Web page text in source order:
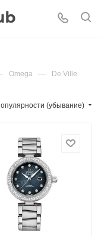
Omega — De Ville
(убывание)